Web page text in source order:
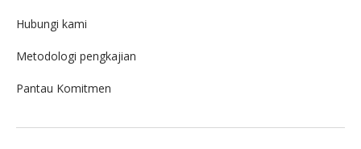
Hubungi kami
Metodologi pengkajian
Pantau Komitmen